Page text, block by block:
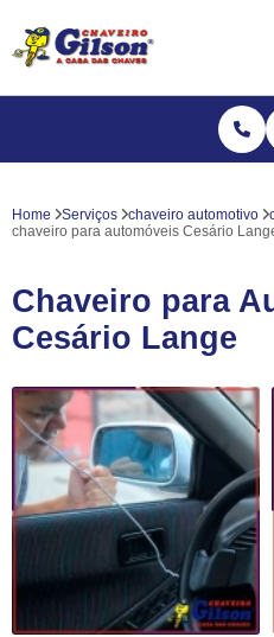
Home Serviços chaveiro automotivo
chaveiro para automóveis Cesário
Chaveiro para
Cesário Lange